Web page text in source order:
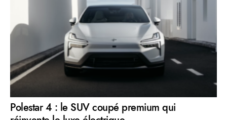
Polestar 4 : le SUV coupé premium qui